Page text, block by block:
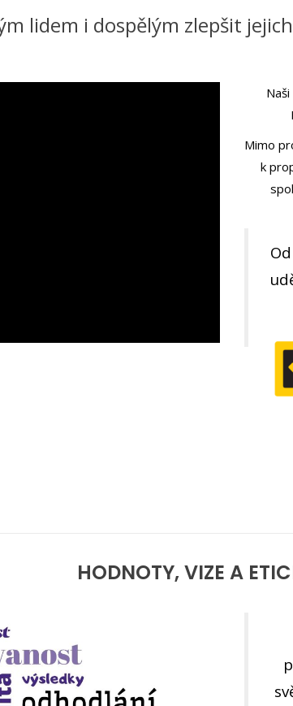
lidem i dospělým zlepšit
Mimo
k
HODNOTY, VIZE A